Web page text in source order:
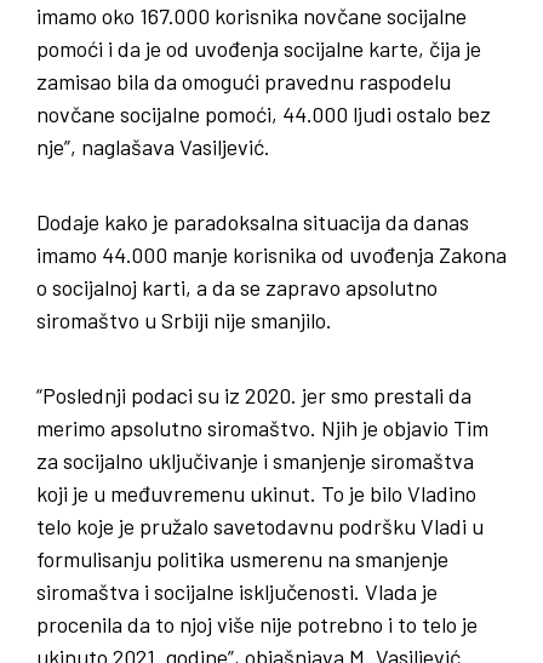
imamo oko 167.000 korisnika novčane socijalne
pomoći i da je od uvođenja socijalne karte, čija je
zamisao bila da omogući pravednu raspodelu
novčane socijalne pomoći, 44.000 ljudi ostalo bez
nje”, naglašava Vasiljević.
Dodaje kako je paradoksalna situacija da danas
imamo 44.000 manje korisnika od uvođenja Zakona
o socijalnoj karti, a da se zapravo apsolutno
siromaštvo u Srbiji nije smanjilo.
“Poslednji podaci su iz 2020. jer smo prestali da
merimo apsolutno siromaštvo. Njih je objavio Tim
za socijalno uključivanje i smanjenje siromaštva
koji je u međuvremenu ukinut. To je bilo Vladino
telo koje je pružalo savetodavnu podršku Vladi u
formulisanju politika usmerenu na smanjenje
siromaštva i socijalne isključenosti. Vlada je
procenila da to njoj više nije potrebno i to telo je
ukinuto 2021. godine”, objašnjava M. Vasiljević.